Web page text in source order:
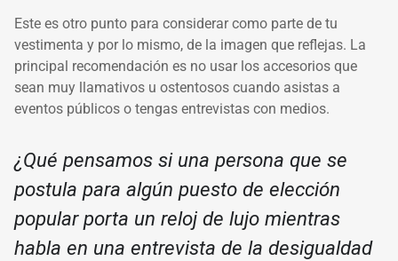
Este es otro punto para considerar como parte de tu
vestimenta y por lo mismo, de la imagen que reflejas. La
principal recomendación es no usar los accesorios que
sean muy llamativos u ostentosos cuando asistas a
eventos públicos o tengas entrevistas con medios.
¿Qué pensamos si una persona que se
postula para algún puesto de elección
popular porta un reloj de lujo mientras
habla en una entrevista de la desigualdad